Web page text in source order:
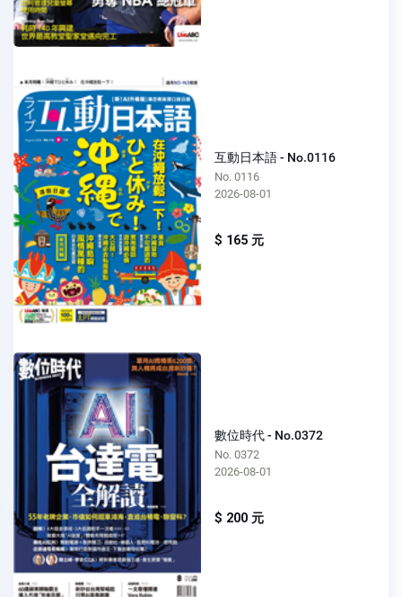
互動日本語 - No.0116
No. 0116
2026-08-01
$ 165 元
數位時代 - No.0372
No. 0372
2026-08-01
$ 200 元